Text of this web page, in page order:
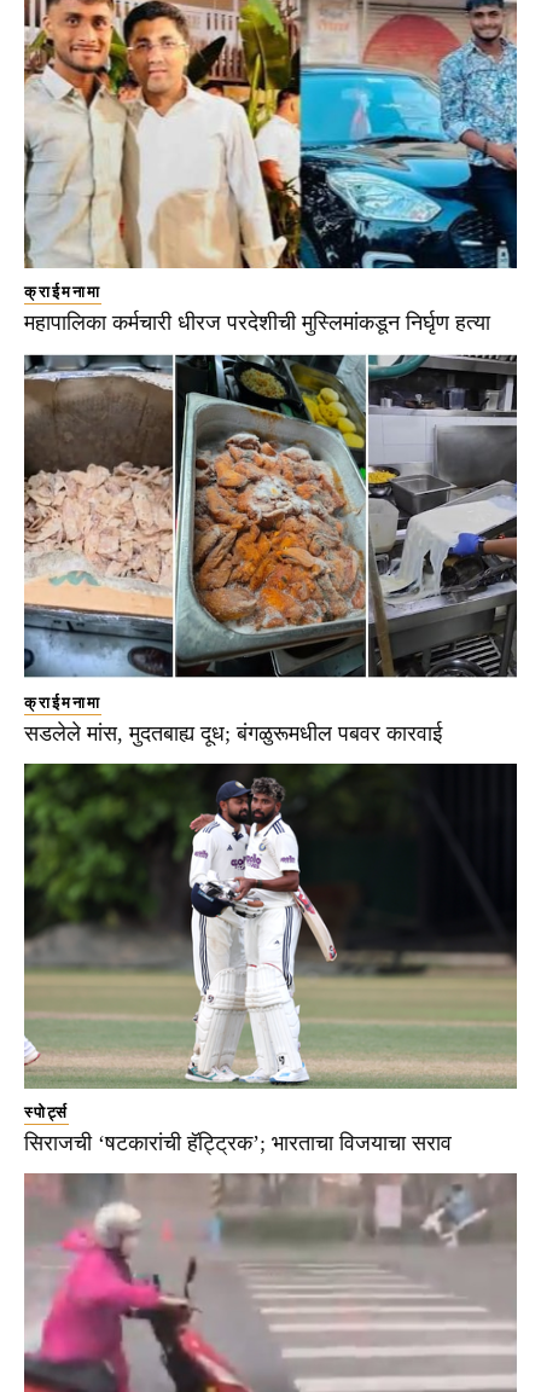
क्राईमनामा
महापालिका कर्मचारी धीरज परदेशीची मुस्लिमांकडून निर्घृण हत्या
क्राईमनामा
सडलेले मांस, मुदतबाह्य दूध; बंगळुरूमधील पबवर कारवाई
स्पोर्ट्स
सिराजची ‘षटकारांची हॅट्ट्रिक’; भारताचा विजयाचा सराव